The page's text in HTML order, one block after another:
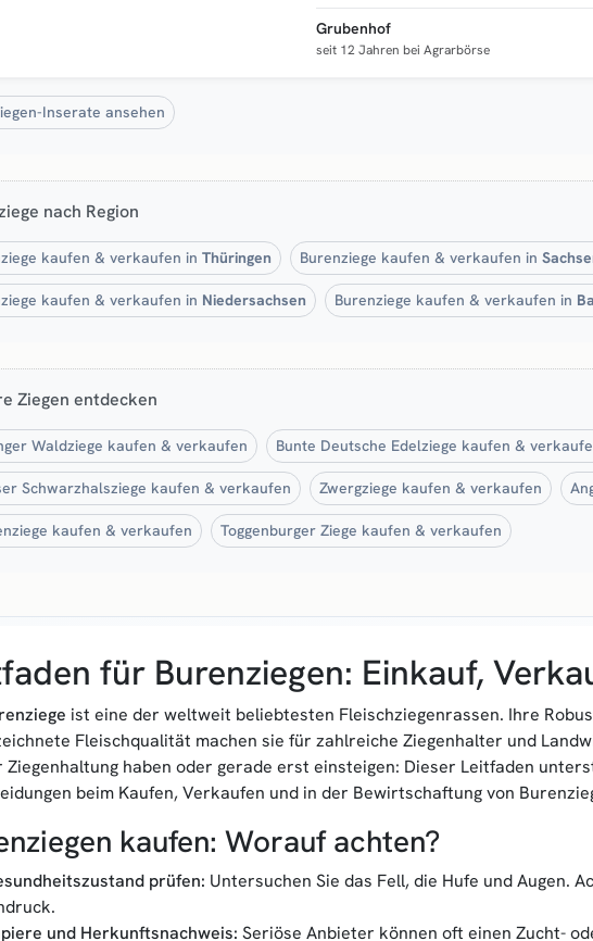
Grubenhof
seit 12 Jahren bei Agrarbörse
Inserate ansehen
nach Region
kaufen & verkaufen in Thüringen Burenziege kaufen & verkaufen in
kaufen & verkaufen in Niedersachsen Burenziege kaufen & verkaufen in
Ziegen entdecken
Waldziege kaufen & verkaufen Bunte Deutsche Edelziege kaufen &
Schwarzhalsziege kaufen & verkaufen Zwergziege kaufen & verkaufen
kaufen & verkaufen Toggenburger Ziege kaufen & verkaufen
für Burenziegen: Einkauf,
ist eine der weltweit beliebtesten Fleischziegenrassen. Ihre
Fleischqualität machen sie für zahlreiche Ziegenhalter und
Ziegenhaltung haben oder gerade erst einsteigen: Dieser Leitfaden
beim Kaufen, Verkaufen und in der Bewirtschaftung von
kaufen: Worauf achten?
prüfen: Untersuchen Sie das Fell, die Hufe und Augen.
und Herkunftsnachweis: Seriöse Anbieter können oft einen Zucht-